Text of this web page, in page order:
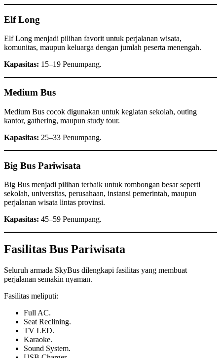
Elf Long
Elf Long menjadi pilihan favorit untuk perjalanan wisata,
komunitas, maupun keluarga dengan jumlah peserta menengah.
Kapasitas: 15–19 Penumpang.
Medium Bus
Medium Bus cocok digunakan untuk kegiatan sekolah, outing
kantor, gathering, maupun study tour.
Kapasitas: 25–33 Penumpang.
Big Bus Pariwisata
Big Bus menjadi pilihan terbaik untuk rombongan besar seperti
sekolah, universitas, perusahaan, instansi pemerintah, maupun
perjalanan wisata lintas provinsi.
Kapasitas: 45–59 Penumpang.
Fasilitas Bus Pariwisata
Seluruh armada SkyBus dilengkapi fasilitas yang membuat
perjalanan semakin nyaman.
Fasilitas meliputi:
Full AC.
Seat Reclining.
TV LED.
Karaoke.
Sound System.